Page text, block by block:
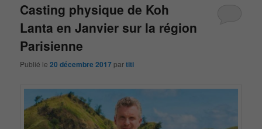
Casting physique de Koh
Lanta en Janvier sur la région
Parisienne
Publié le20 décembre 2017 partiti